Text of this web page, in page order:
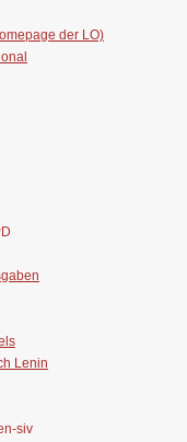
der LO)
Lenin
siv